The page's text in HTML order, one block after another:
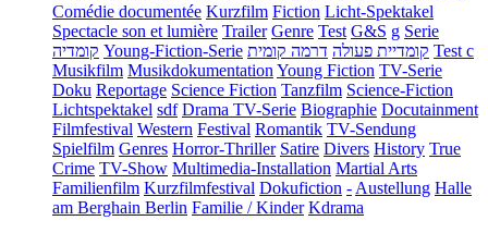
Comédie documentée Kurzfilm Fiction Licht-Spektakel
Spectacle son et lumière Trailer Genre Test G&S g Serie
קומדיה Young-Fiction-Serie קומדיית פעולה דרמה קומית
Test c
Musikfilm Musikdokumentation Young Fiction TV-Serie
Doku Reportage Science Fiction Tanzfilm Science-Fiction
Lichtspektakel sdf Drama TV-Serie Biographie Docutainment
Filmfestival Western Festival Romantik TV-Sendung
Spielfilm Genres Horror-Thriller Satire Divers History True
Crime TV-Show Multimedia-Installation Martial Arts
Familienfilm Kurzfilmfestival Dokufiction - Austellung Halle
am Berghain Berlin Familie / Kinder Kdrama